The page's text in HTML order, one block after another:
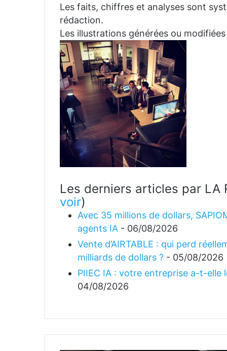
Les faits, chiffres et analyses sont
rédaction.
Les illustrations générées ou
Les derniers articles par LA
voir)
Avec 35 millions de dollars,
agents IA - 06/08/2026
Vente d’AIRTABLE : qui perd
milliards de dollars ? - 05/08/2026
PIIEC IA : votre entreprise a-t-
04/08/2026